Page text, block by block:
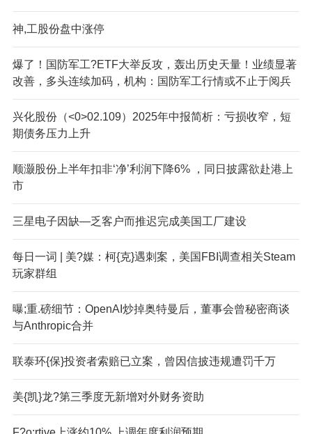
神,工股份盘中涨停
爆了！国防军工?ETF大举反攻，轰出历史天量！业绩显著
改善，多头连续加码，机构：国防军工行情或不止于阅兵
兴化股份（<0>02.109）2025年中报简析：亏损收窄，短
期债务压力上升
顺灏股份上半年扣非‘净’利润下降6% ，同日披露欲赴港上
市
三星电子因缺—乏客户而推迟完成美国工厂建设
每日一词 | 美?媒：柯{克}遇刺案，美国FBI调查相关Steam
玩家群组
曝;重.磅细节：OpenAI炒掉奥特曼后，董事会曾秘密商谈
与Anthropic合并
联泰环{保}投资者索赔已立案，曾因信披违规遭罚千万
美{凯}龙?第三季度无新增对外财务资助